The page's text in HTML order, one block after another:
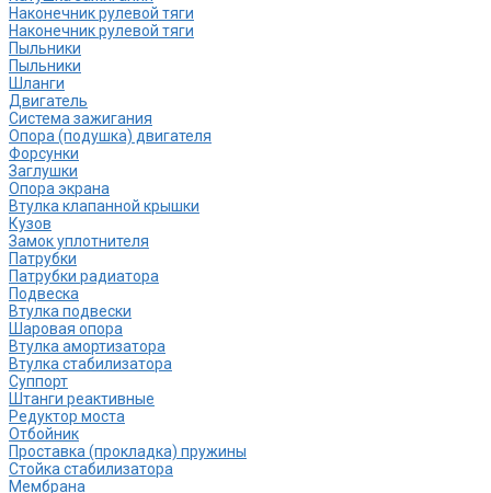
Наконечник рулевой тяги
Наконечник рулевой тяги
Пыльники
Пыльники
Шланги
Двигатель
Система зажигания
Опора (подушка) двигателя
Форсунки
Заглушки
Опора экрана
Втулка клапанной крышки
Кузов
Замок уплотнителя
Патрубки
Патрубки радиатора
Подвеска
Втулка подвески
Шаровая опора
Втулка амортизатора
Втулка стабилизатора
Cуппорт
Штанги реактивные
Редуктор моста
Отбойник
Проставка (прокладка) пружины
Стойка стабилизатора
Мембрана